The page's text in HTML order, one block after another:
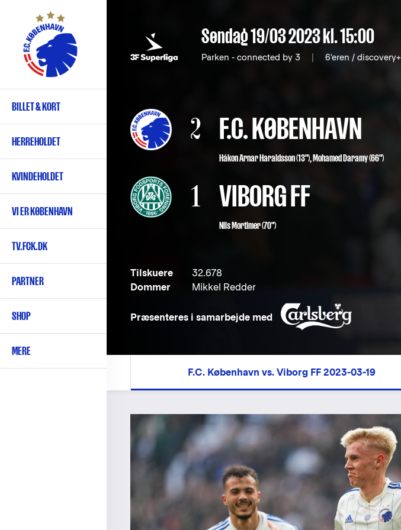
hovedindhold
Primær
navigation
BILLET & KORT
HERREHOLDET
KVINDEHOLDET
VI ER KØBENHAVN
TV.FCK.DK
PARTNER
SHOP
MERE
Søndag 19/03 2023kl. 15:00
Parken - connected by 3 6'eren / discovery+
2 F.C. KØBENHAVN
Hákon Arnar Haraldsson(13"),Mohamed Daramy(66")
1 VIBORG FF
Nils Mortimer (70")
Tilskuere
32.678
Dommer
Mikkel Redder
Præsenteres i samarbejde med
F.C. København vs. Viborg FF 2023-03-19